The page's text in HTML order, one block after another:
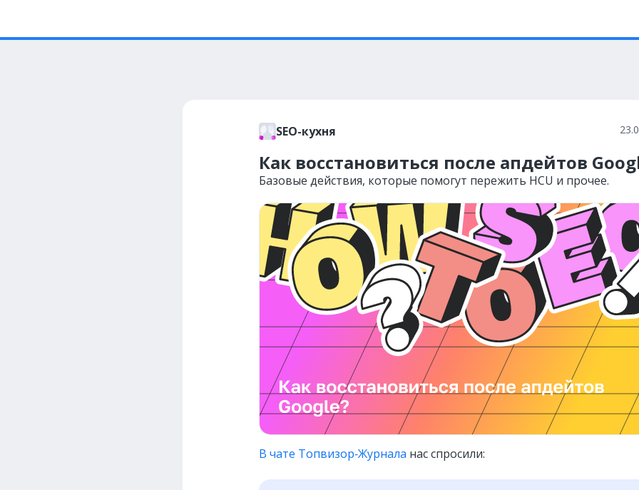
SEO-кухня
Как восстановиться после апдейтов
Базовые действия, которые помогут пережить HCU и прочее.
В чате Топвизор‑Журнала нас спросили: